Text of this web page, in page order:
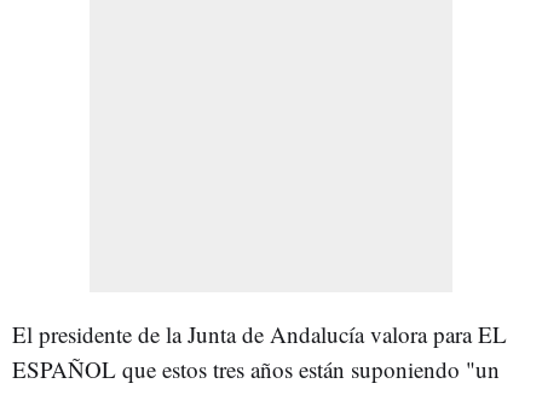
El presidente de la Junta de Andalucía valora para EL
ESPAÑOL que estos tres años están suponiendo "un